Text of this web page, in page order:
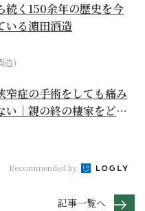
続く150余年の歴史を今
いる濵田酒造
造)
窄症の手術をしても痛み
い｜親の終の棲家をどう
Recommended by
記事一覧へ